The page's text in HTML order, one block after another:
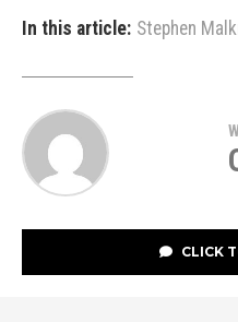
In this article: Stephen
CLICK